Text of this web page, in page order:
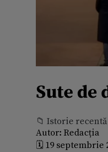
Sute
📁 Istorie recentă
Autor: Redacția
🗓️ 19 septembrie